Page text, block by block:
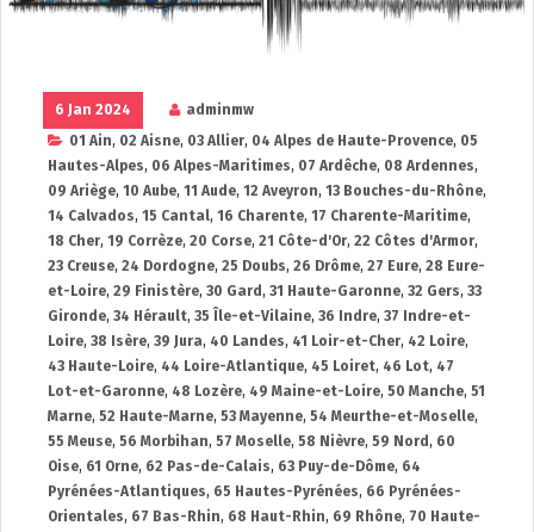
6 Jan 2024
adminmw
01 Ain, 02 Aisne, 03 Allier, 04 Alpes de Haute-Provence, 05
Hautes-Alpes, 06 Alpes-Maritimes, 07 Ardêche, 08 Ardennes,
09 Ariège, 10 Aube, 11 Aude, 12 Aveyron, 13 Bouches-du-Rhône,
14 Calvados, 15 Cantal, 16 Charente, 17 Charente-Maritime,
18 Cher, 19 Corrèze, 20 Corse, 21 Côte-d'Or, 22 Côtes d'Armor,
23 Creuse, 24 Dordogne, 25 Doubs, 26 Drôme, 27 Eure, 28 Eure-
et-Loire, 29 Finistère, 30 Gard , 31 Haute-Garonne, 32 Gers, 33
Gironde, 34 Hérault, 35 Île-et-Vilaine, 36 Indre, 37 Indre-et-
Loire, 38 Isère, 39 Jura, 40 Landes, 41 Loir-et-Cher, 42 Loire,
43 Haute-Loire, 44 Loire-Atlantique, 45 Loiret, 46 Lot, 47
Lot-et-Garonne, 48 Lozère, 49 Maine-et-Loire, 50 Manche, 51
Marne, 52 Haute-Marne, 53 Mayenne, 54 Meurthe-et-Moselle,
55 Meuse, 56 Morbihan, 57 Moselle, 58 Nièvre, 59 Nord , 60
Oise, 61 Orne, 62 Pas-de-Calais, 63 Puy-de-Dôme, 64
Pyrénées-Atlantiques, 65 Hautes-Pyrénées, 66 Pyrénées-
Orientales, 67 Bas-Rhin, 68 Haut-Rhin, 69 Rhône, 70 Haute-